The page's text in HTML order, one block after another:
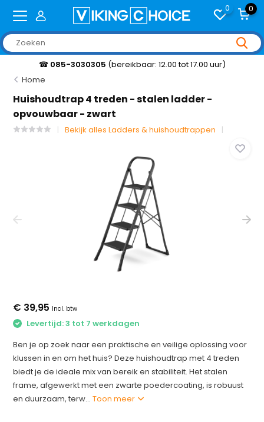
0 0
☎ 085-3030305 (bereikbaar: 12.00 tot 17.00 uur)
Home
Huishoudtrap 4 treden - stalen ladder -
opvouwbaar - zwart
Bekijk alles Ladders & huishoudtrappen
€ 39,95 Incl. btw
Levertijd: 3 tot 7 werkdagen
Ben je op zoek naar een praktische en veilige oplossing voor
klussen in en om het huis? Deze huishoudtrap met 4 treden
biedt je de ideale mix van bereik en stabiliteit. Het stalen
frame, afgewerkt met een zwarte poedercoating, is robuust
en duurzaam, terw...Toon meer